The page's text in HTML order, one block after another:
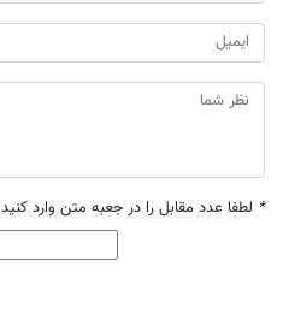
* لطفا عدد مقابل را در جعبه متن وارد کنید